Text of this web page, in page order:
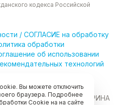
кодекса Российской
/ СОГЛАСИЕ на обработку
обработки
об использовании
технологий
КОЛОМАСОВА ИРИНА
Вы можете отключить
браузера. Подробнее
Cookie на на сайте